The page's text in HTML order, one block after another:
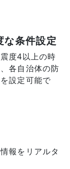
な条件設定
度4以上の時
各自治体の防
設定可能で
報をリアルタ